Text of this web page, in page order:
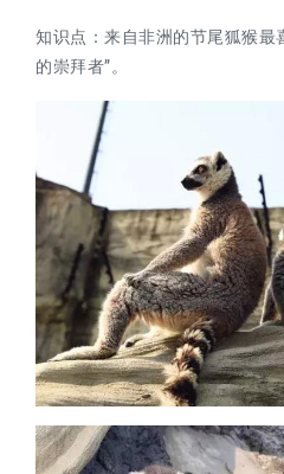
知识点： 来自非洲的节尾狐猴最
的崇拜者”。